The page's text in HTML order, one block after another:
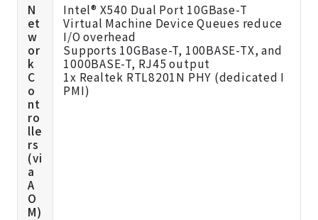
N
et
w
or
k
C
o
nt
ro
lle
rs
(vi
a
A
O
M)
Intel® X540 Dual Port 10GBase-T
Virtual Machine Device Queues reduce
I/O overhead
Supports 10GBase-T, 100BASE-TX, and
1000BASE-T, RJ45 output
1x Realtek RTL8201N PHY (dedicated I
PMI)